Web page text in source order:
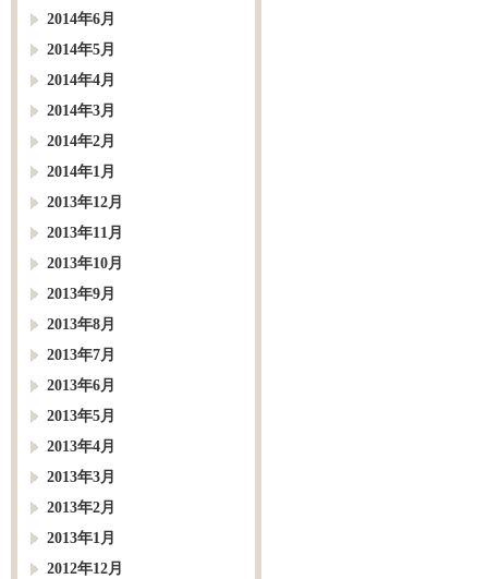
2014年6月
2014年5月
2014年4月
2014年3月
2014年2月
2014年1月
2013年12月
2013年11月
2013年10月
2013年9月
2013年8月
2013年7月
2013年6月
2013年5月
2013年4月
2013年3月
2013年2月
2013年1月
2012年12月